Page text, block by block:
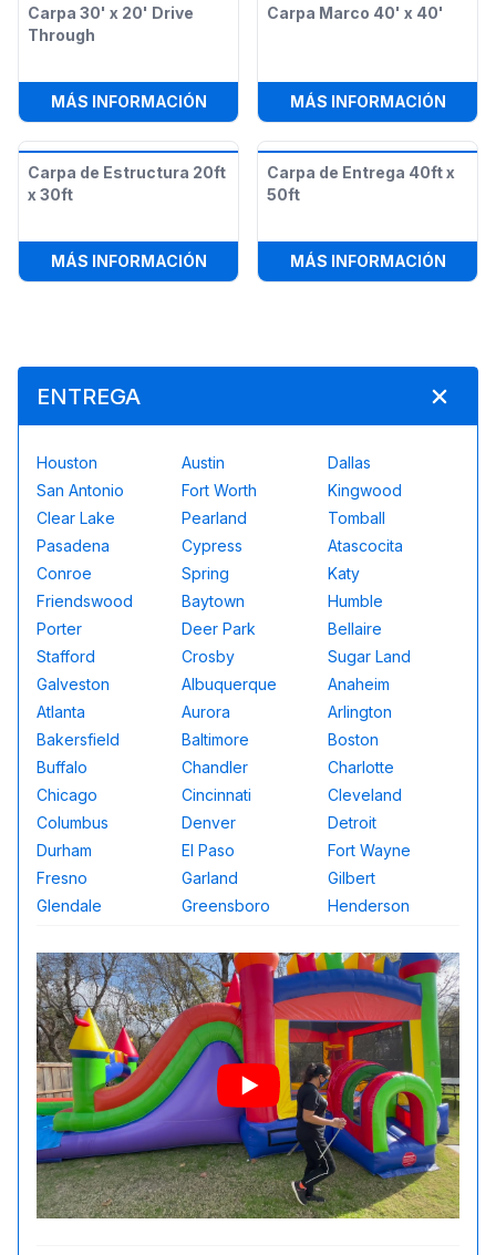
Carpa 30' x 20' Drive
Through
MÁS INFORMACIÓN: CARPA 30' X 20' DRIVE THROUGH
Carpa Marco 40' x 40'
MÁS INFORMACIÓN:
Carpa de Estructura 20ft
x 30ft
MÁS INFORMACIÓN: CARPA DE ESTRUCTURA 20FT X
Carpa de Entrega 40ft x
50ft
MÁS INFORMACIÓN:
ENTREGA
Houston Austin
Dallas
San Antonio
Fort Worth
Kingwood
Clear Lake
Pearland
Tomball
Pasadena
Cypress
Atascocita
Conroe
Spring
Katy
Friendswood
Baytown
Humble
Porter
Deer Park
Bellaire
Stafford
Crosby
Sugar Land
Galveston
Albuquerque
Anaheim
Atlanta
Aurora
Arlington
Bakersfield
Baltimore
Boston
Buffalo
Chandler
Charlotte
Chicago
Cincinnati
Cleveland
Columbus
Denver
Detroit
Durham
El Paso
Fort Wayne
Fresno
Garland
Gilbert
Glendale
Greensboro Henderson